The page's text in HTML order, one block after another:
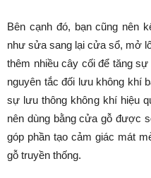
Bên cạnh đó, bạn cũng nên
như sửa sang lại cửa sổ, mở
thêm nhiều cây cối để tăng
nguyên tắc đối lưu không khí
sự lưu thông không khí hiệu
nên dùng bằng cửa gỗ được
góp phần tạo cảm giác mát
gỗ truyền thống.